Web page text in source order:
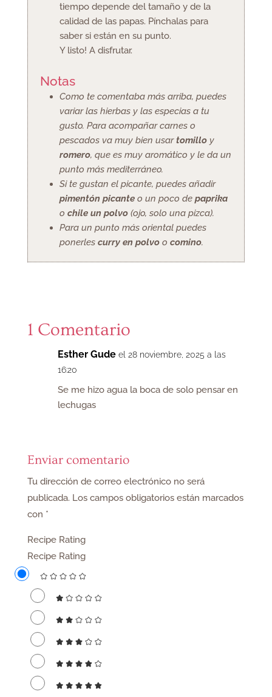
tiempo depende del tamaño y de la
calidad de las papas. Pínchalas para
saber si están en su punto.
Y listo! A disfrutar.
Notas
Como te comentaba más arriba, puedes
variar las hierbas y las especias a tu
gusto. Para acompañar carnes o
pescados va muy bien usartomilloy
romero, que es muy aromático y le da un
punto más mediterráneo.
Si te gustan el picante, puedes añadir
pimentón picanteo un poco de paprika
o chile un polvo(ojo, solo una pizca).
Para un punto más oriental puedes
ponerles curry en polvoo comino.
1 Comentario
Esther Gude el 28 noviembre, 2025 a las
16:20
Se me hizo agua la boca de solo pensar en
lechugas
Enviar comentario
Tu dirección de correo electrónico no será
publicada. Los campos obligatorios están marcados
con *
Recipe Rating
Recipe Rating